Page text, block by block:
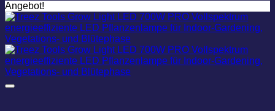
war:
449,99 €
ist:
394,99 €.
Angebot!